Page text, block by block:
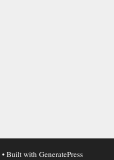
• Built with GeneratePress